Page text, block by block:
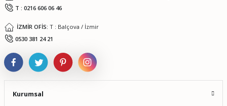
T : 0216 606 06 46
İZMİR OFİS: T : Balçova / İzmir
0530 381 24 21
Kurumsal